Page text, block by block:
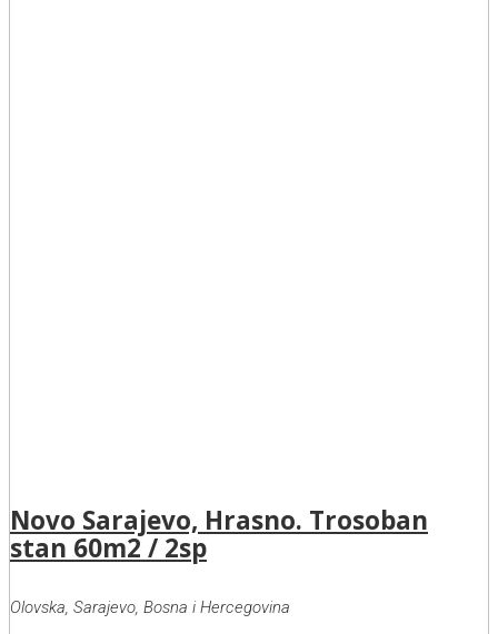
Novo Sarajevo, Hrasno. Trosoban
stan 60m2 / 2sp
Olovska, Sarajevo, Bosna i Hercegovina